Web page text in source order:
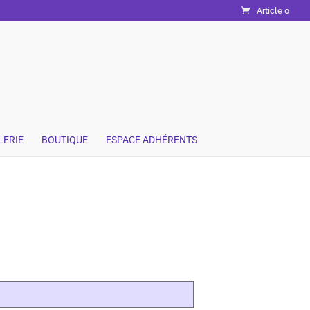
Article 0
BOUTIQUE ESPACE ADHÉRENTS